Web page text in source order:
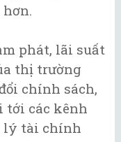
phát, lãi suất
thị trường
chính sách,
tới các kênh
lý tài chính